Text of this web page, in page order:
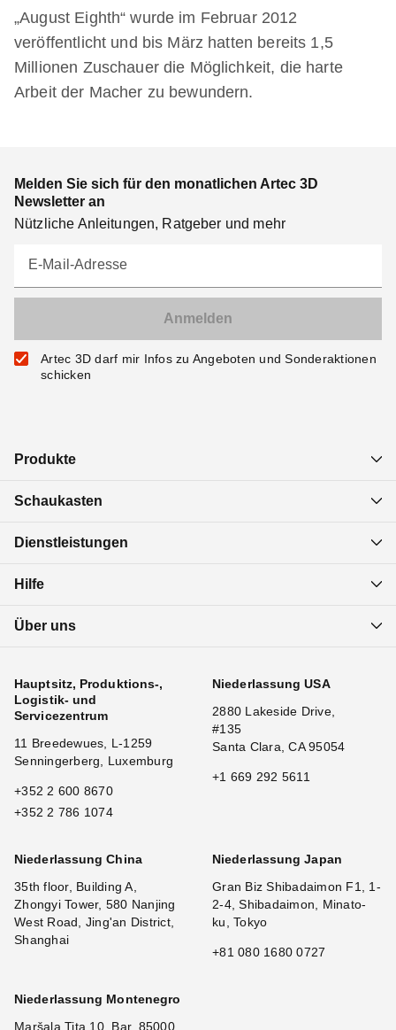
„August Eighth“ wurde im Februar 2012
veröffentlicht und bis März hatten bereits 1,5
Millionen Zuschauer die Möglichkeit, die harte
Arbeit der Macher zu bewundern.
Melden Sie sich für den monatlichen Artec 3D
Newsletter an
Nützliche Anleitungen, Ratgeber und mehr
E-Mail-Adresse
Artec 3D darf mir Infos zu Angeboten und Sonderaktionen
schicken
Produkte
Schaukasten
Dienstleistungen
Hilfe
Über uns
Hauptsitz, Produktions-,
Logistik- und
Servicezentrum
11 Breedewues, L-1259
Senningerberg, Luxemburg
+352 2 600 8670
+352 2 786 1074
Niederlassung USA
2880 Lakeside Drive,
#135
Santa Clara, CA 95054
+1 669 292 5611
Niederlassung China
35th floor, Building A,
Zhongyi Tower, 580 Nanjing
West Road, Jing'an District,
Shanghai
Niederlassung Japan
Gran Biz Shibadaimon F1, 1-
2-4, Shibadaimon, Minato-
ku, Tokyo
+81 080 1680 0727
Niederlassung Montenegro
Maršala Tita 10, Bar, 85000